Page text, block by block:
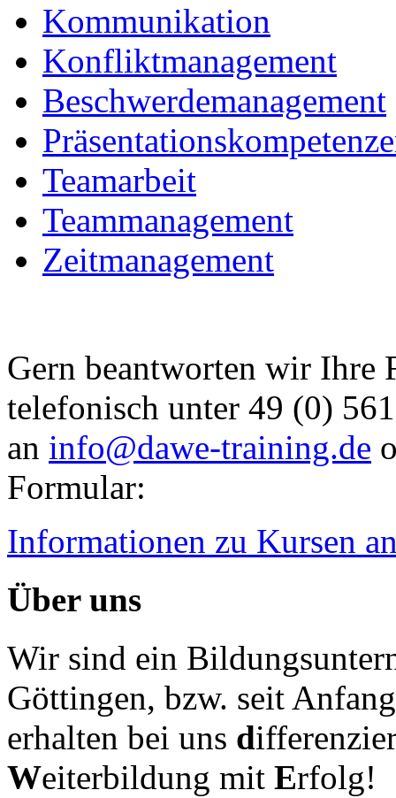
Kommunikation
Konfliktmanagement
Beschwerdemanagement
Teamarbeit
Teammanagement
Zeitmanagement
Gern beantworten wir Ihre
telefonisch unter 49 (0)
an info@dawe-training.de
Formular:
Informationen zu Kursen
Über uns
Wir sind ein
Göttingen, bzw. seit
erhalten bei uns d
Weiterbildung mit Erfolg!